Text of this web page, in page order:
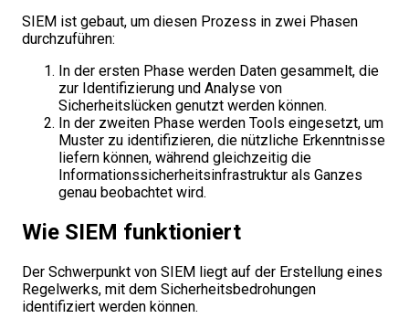
SIEM ist gebaut, um diesen Prozess in zwei Phasen
durchzuführen:
In der ersten Phase werden Daten gesammelt, die
zur Identifizierung und Analyse von
Sicherheitslücken genutzt werden können.
In der zweiten Phase werden Tools eingesetzt, um
Muster zu identifizieren, die nützliche Erkenntnisse
liefern können, während gleichzeitig die
Informationssicherheitsinfrastruktur als Ganzes
genau beobachtet wird.
Wie SIEM funktioniert
Der Schwerpunkt von SIEM liegt auf der Erstellung eines
Regelwerks, mit dem Sicherheitsbedrohungen
identifiziert werden können.